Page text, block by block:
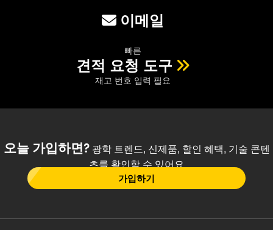
이메일
빠른
견적 요청 도구
재고 번호 입력 필요
오늘 가입하면?광학 트렌드, 신제품, 할인 혜택, 기술 콘텐
츠를 확인할 수 있어요
가입하기